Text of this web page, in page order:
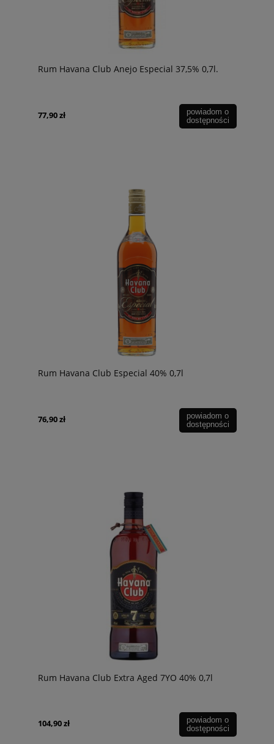
Rum Havana Club Anejo Especial 37,5% 0,7l.
77,90 zł
powiadom o
dostępności
Rum Havana Club Especial 40% 0,7l
76,90 zł
powiadom o
dostępności
Rum Havana Club Extra Aged 7YO 40% 0,7l
104,90 zł
powiadom o
dostępności